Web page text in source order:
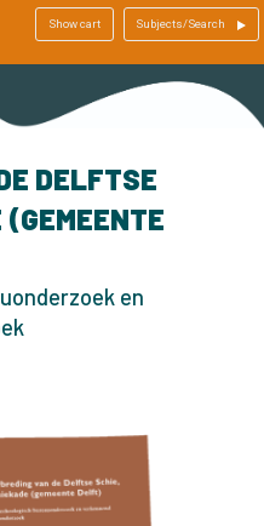
Show cart Subjects/Search
DELFTSE
en